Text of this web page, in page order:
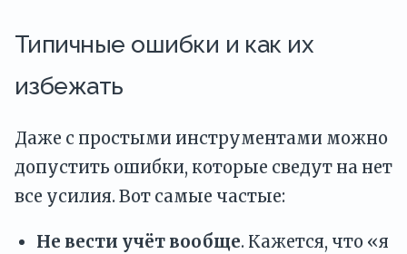
Типичные ошибки и как их
избежать
Даже с простыми инструментами можно
допустить ошибки, которые сведут на нет
все усилия. Вот самые частые:
Не вести учёт вообще. Кажется, что «я